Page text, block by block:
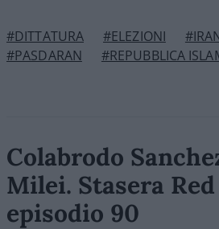
#DITTATURA #ELEZIONI
#PASDARAN
#REPUBBLICA
Colabrodo
Milei. Stasera
episodio 90